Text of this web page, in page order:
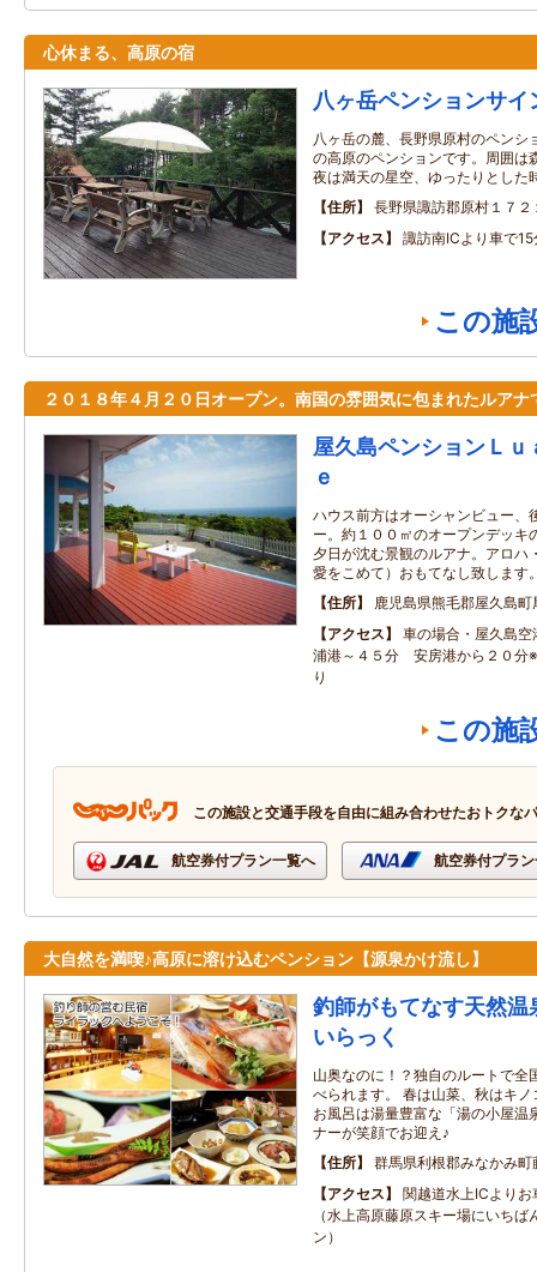
心休まる、高原の宿
八ヶ岳ペンションサイ
八ヶ岳の麓、長野県原村のペン
の高原のペンションです。周囲は
夜は満天の星空、ゆったりとした
住所
長野県諏訪郡原村１７
アクセス
諏訪南ICより車で15
この施
２０１８年４月２０日オープン。南国の雰囲気に包まれたルアナ
屋久島ペンションＬ
ｅ
ハウス前方はオーシャンビュー、
ー。約１００㎡のオープンデッキ
夕日が沈む景観のルアナ。アロハ
愛をこめて）おもてなし致します
住所
鹿児島県熊毛郡屋久島
アクセス
車の場合・屋久島
浦港～４５分 安房港から２０分
り
この施
この施設と交通手段を自由に組み合わせたおトクな
航空券付プラン一覧へ 航空券付プラ
大自然を満喫♪高原に溶け込むペンション【源泉かけ流し】
釣師がもてなす天然温
いらっく
山奥なのに！？独自のルートで全
べられます。 春は山菜、秋はキ
お風呂は湯量豊富な「湯の小屋温
ナーが笑顔でお迎え♪
住所
群馬県利根郡みなかみ
アクセス
関越道水上ICより
（水上高原藤原スキー場にいちば
ン）